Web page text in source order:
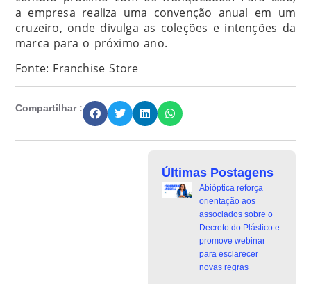
a empresa realiza uma convenção anual em um
cruzeiro, onde divulga as coleções e intenções da
marca para o próximo ano.
Fonte: Franchise Store
Compartilhar :
Últimas Postagens
Abióptica reforça
orientação aos
associados sobre o
Decreto do Plástico e
promove webinar
para esclarecer
novas regras